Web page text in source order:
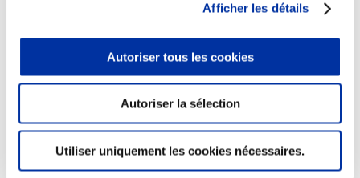
Afficher les détails
Autoriser tous les cookies
Autoriser la sélection
Utiliser uniquement les cookies nécessaires.
Viandes et santé
Juste rémunération et attractivité des métiers
Sources d’information
Accords